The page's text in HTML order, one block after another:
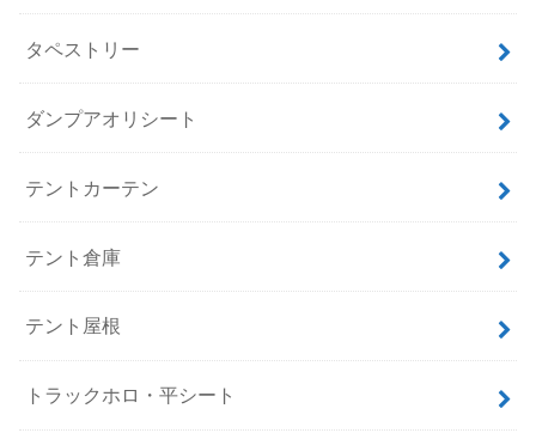
タペストリー
ダンプアオリシート
テントカーテン
テント倉庫
テント屋根
トラックホロ・平シート